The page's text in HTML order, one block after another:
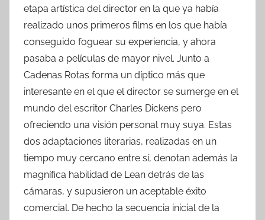
etapa artística del director en la que ya había
realizado unos primeros films en los que había
conseguido foguear su experiencia, y ahora
pasaba a películas de mayor nivel. Junto a
Cadenas Rotas forma un díptico más que
interesante en el que el director se sumerge en el
mundo del escritor Charles Dickens pero
ofreciendo una visión personal muy suya. Estas
dos adaptaciones literarias, realizadas en un
tiempo muy cercano entre sí, denotan además la
magnífica habilidad de Lean detrás de las
cámaras, y supusieron un aceptable éxito
comercial. De hecho la secuencia inicial de la